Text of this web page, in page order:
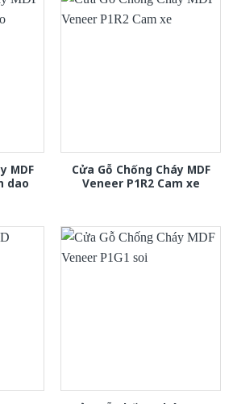
MDF
dao
Cửa Gỗ Chống Cháy MDF
Veneer P1R2 Cam xe